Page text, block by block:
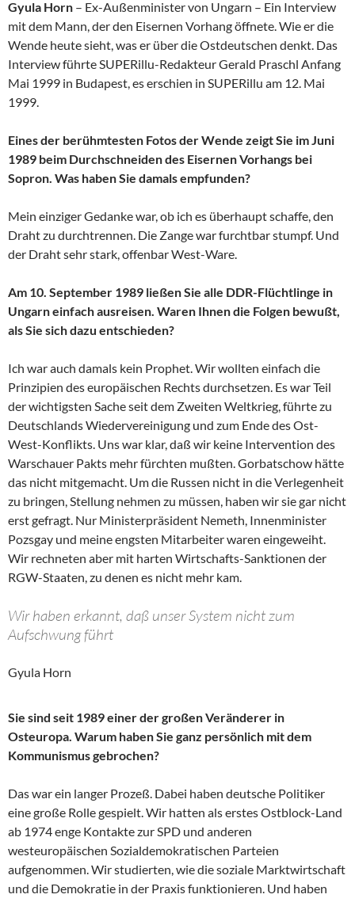
Gyula Horn – Ex-Außenminister von Ungarn – Ein Interview
mit dem Mann, der den Eisernen Vorhang öffnete. Wie er die
Wende heute sieht, was er über die Ostdeutschen denkt. Das
Interview führte SUPERillu-Redakteur Gerald Praschl Anfang
Mai 1999 in Budapest, es erschien in SUPERillu am 12. Mai
1999.
Eines der berühmtesten Fotos der Wende zeigt Sie im Juni
1989 beim Durchschneiden des Eisernen Vorhangs bei
Sopron. Was haben Sie damals empfunden?
Mein einziger Gedanke war, ob ich es überhaupt schaffe, den
Draht zu durchtrennen. Die Zange war furchtbar stumpf. Und
der Draht sehr stark, offenbar West-Ware.
Am 10. September 1989 ließen Sie alle DDR-Flüchtlinge in
Ungarn einfach ausreisen. Waren Ihnen die Folgen bewußt,
als Sie sich dazu entschieden?
Ich war auch damals kein Prophet. Wir wollten einfach die
Prinzipien des europäischen Rechts durchsetzen. Es war Teil
der wichtigsten Sache seit dem Zweiten Weltkrieg, führte zu
Deutschlands Wiedervereinigung und zum Ende des Ost-
West-Konflikts. Uns war klar, daß wir keine Intervention des
Warschauer Pakts mehr fürchten mußten. Gorbatschow hätte
das nicht mitgemacht. Um die Russen nicht in die Verlegenheit
zu bringen, Stellung nehmen zu müssen, haben wir sie gar nicht
erst gefragt. Nur Ministerpräsident Nemeth, Innenminister
Pozsgay und meine engsten Mitarbeiter waren eingeweiht.
Wir rechneten aber mit harten Wirtschafts-Sanktionen der
RGW-Staaten, zu denen es nicht mehr kam.
Wir haben erkannt, daß unser System nicht zum
Aufschwung führt
Gyula Horn
Sie sind seit 1989 einer der großen Veränderer in
Osteuropa. Warum haben Sie ganz persönlich mit dem
Kommunismus gebrochen?
Das war ein langer Prozeß. Dabei haben deutsche Politiker
eine große Rolle gespielt. Wir hatten als erstes Ostblock-Land
ab 1974 enge Kontakte zur SPD und anderen
westeuropäischen Sozialdemokratischen Parteien
aufgenommen. Wir studierten, wie die soziale Marktwirtschaft
und die Demokratie in der Praxis funktionieren. Und haben